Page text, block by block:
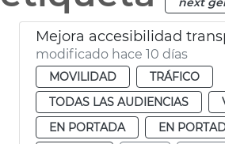
Mejora accesibilidad
modificado hace 10 días
MOVILIDAD
TRÁFICO
TODAS LAS AUDIENCIAS
EN PORTADA
EN